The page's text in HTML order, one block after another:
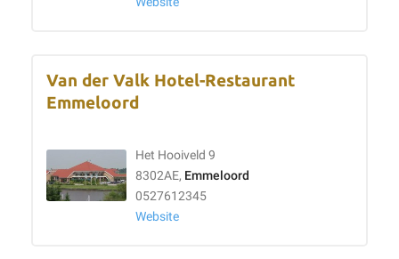
Van der Valk Hotel-Restaurant
Emmeloord
Het Hooiveld 9
8302AE, Emmeloord
0527612345
Website